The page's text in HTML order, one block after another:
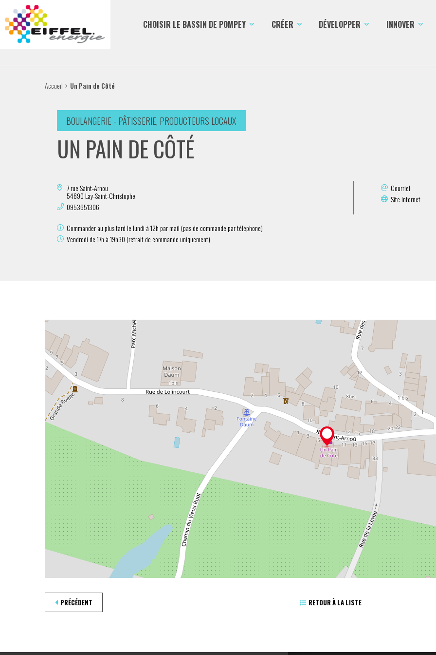
CHOISIR LE BASSIN DE POMPEY CRÉER DÉVELOPPER INNOVER
Accueil Un Pain de Côté
BOULANGERIE - PÂTISSERIE, PRODUCTEURS LOCAUX
UN PAIN DE CÔTÉ
7 rue Saint-Arnou
54690 Lay-Saint-Christophe
0953651306
Courriel
Site Internet
Commander au plus tard le lundi à 12h par mail (pas de commande par téléphone)
Vendredi de 17h à 19h30 (retrait de commande uniquement)
PRÉCÉDENT RETOUR À LA LISTE